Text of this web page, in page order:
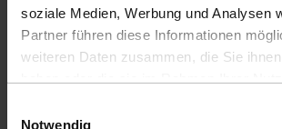
soziale Medien, Werbung und Analysen
Partner führen diese Informationen
weiteren Daten zusammen, die Sie
Einstellungen zu den Cookies finden Sie
Notwendig